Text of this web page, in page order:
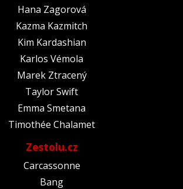
Hana Zagorová
Kazma Kazmitch
Kim Kardashian
Karlos Vémola
Marek Ztracený
Taylor Swift
Emma Smetana
Timothée Chalamet
Zestolu.cz
Carcassonne
Bang